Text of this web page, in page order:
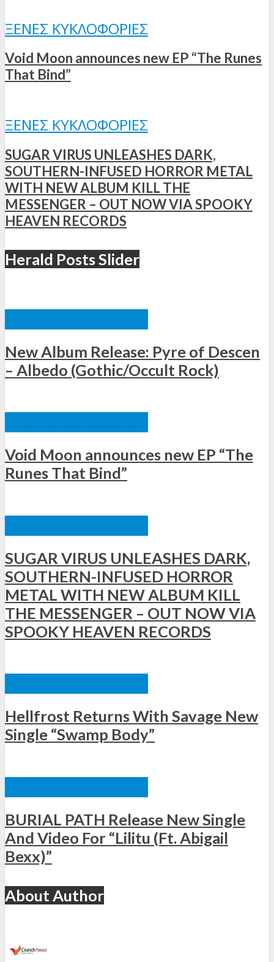
ΞΈΝΕΣ ΚΥΚΛΟΦΟΡΊΕΣ
Void Moon announces new EP “The Runes
That Bind”
ΞΈΝΕΣ ΚΥΚΛΟΦΟΡΊΕΣ
SUGAR VIRUS UNLEASHES DARK,
SOUTHERN-INFUSED HORROR METAL
WITH NEW ALBUM KILL THE
MESSENGER – OUT NOW VIA SPOOKY
HEAVEN RECORDS
Herald Posts Slider
New Album Release: Pyre of Descen
– Albedo (Gothic/Occult Rock)
Void Moon announces new EP “The
Runes That Bind”
SUGAR VIRUS UNLEASHES DARK,
SOUTHERN-INFUSED HORROR
METAL WITH NEW ALBUM KILL
THE MESSENGER – OUT NOW VIA
SPOOKY HEAVEN RECORDS
Hellfrost Returns With Savage New
Single “Swamp Body”
BURIAL PATH Release New Single
And Video For “Lilitu (Ft. Abigail
Bexx)”
About Author